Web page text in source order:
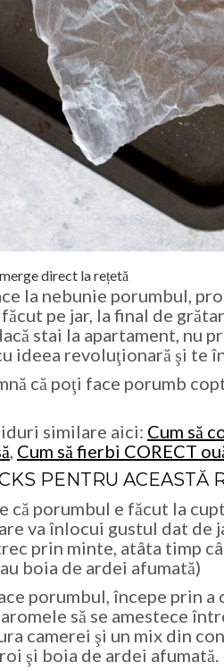
direct la rețetă
la nebunie porumbul,
pe jar, la final de
stai la apartament, nu
ideea revoluţionară şi te
că poţi face porumb
similare aici: Cum să
Cum să fierbi CORECT
PENTRU ACEASTĂ
că porumbul e făcut la
va înlocui gustul dat de
prin minte, atâta timp
boia de ardei afumată)
porumbul, începe prin
să se amestece
camerei şi un mix din
şi boia de ardei afumată.